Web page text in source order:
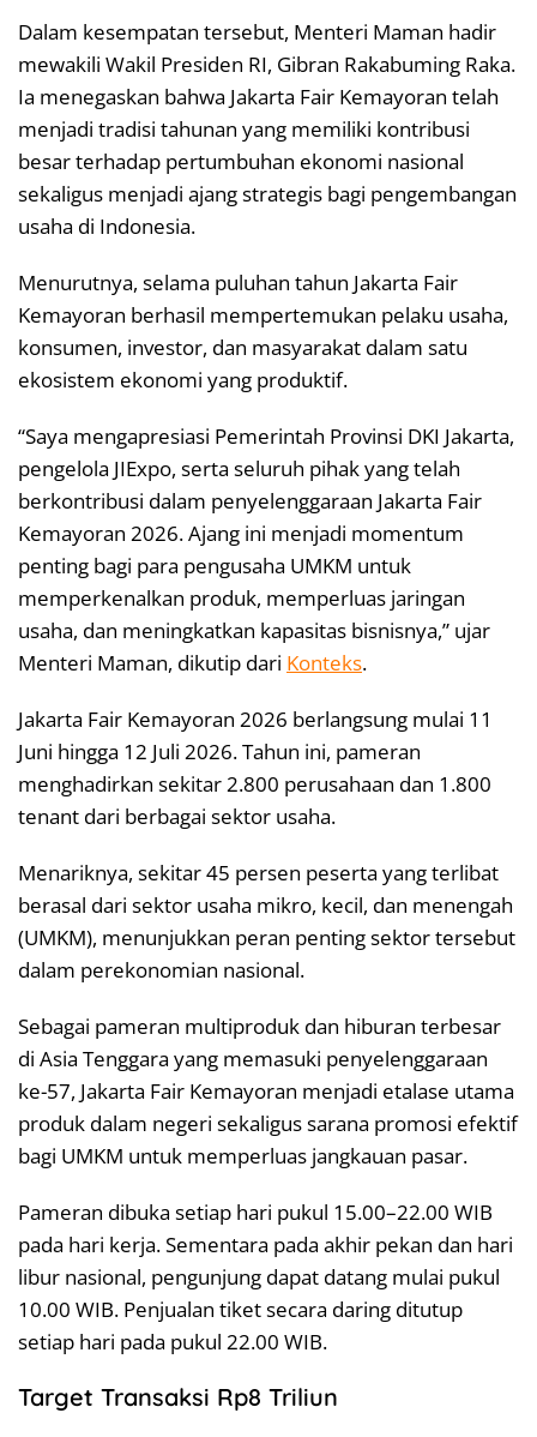
Dalam kesempatan tersebut, Menteri Maman hadir
mewakili Wakil Presiden RI, Gibran Rakabuming Raka.
Ia menegaskan bahwa Jakarta Fair Kemayoran telah
menjadi tradisi tahunan yang memiliki kontribusi
besar terhadap pertumbuhan ekonomi nasional
sekaligus menjadi ajang strategis bagi pengembangan
usaha di Indonesia.
Menurutnya, selama puluhan tahun Jakarta Fair
Kemayoran berhasil mempertemukan pelaku usaha,
konsumen, investor, dan masyarakat dalam satu
ekosistem ekonomi yang produktif.
“Saya mengapresiasi Pemerintah Provinsi DKI Jakarta,
pengelola JIExpo, serta seluruh pihak yang telah
berkontribusi dalam penyelenggaraan Jakarta Fair
Kemayoran 2026. Ajang ini menjadi momentum
penting bagi para pengusaha UMKM untuk
memperkenalkan produk, memperluas jaringan
usaha, dan meningkatkan kapasitas bisnisnya,” ujar
Menteri Maman, dikutip dari Konteks.
Jakarta Fair Kemayoran 2026 berlangsung mulai 11
Juni hingga 12 Juli 2026. Tahun ini, pameran
menghadirkan sekitar 2.800 perusahaan dan 1.800
tenant dari berbagai sektor usaha.
Menariknya, sekitar 45 persen peserta yang terlibat
berasal dari sektor usaha mikro, kecil, dan menengah
(UMKM), menunjukkan peran penting sektor tersebut
dalam perekonomian nasional.
Sebagai pameran multiproduk dan hiburan terbesar
di Asia Tenggara yang memasuki penyelenggaraan
ke-57, Jakarta Fair Kemayoran menjadi etalase utama
produk dalam negeri sekaligus sarana promosi efektif
bagi UMKM untuk memperluas jangkauan pasar.
Pameran dibuka setiap hari pukul 15.00–22.00 WIB
pada hari kerja. Sementara pada akhir pekan dan hari
libur nasional, pengunjung dapat datang mulai pukul
10.00 WIB. Penjualan tiket secara daring ditutup
setiap hari pada pukul 22.00 WIB.
Target Transaksi Rp8 Triliun